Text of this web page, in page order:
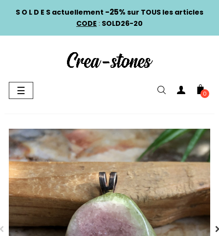
S O L D E S actuellement -25% sur TOUS les articles
CODE : SOLD26-20
Basculer
la
☰ 0